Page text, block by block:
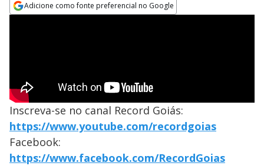
Adicione como fonte preferencial no Google
Inscreva-se no canal Record Goiás:
https://www.youtube.com/recordgoias
Facebook:
https://www.facebook.com/RecordGoias